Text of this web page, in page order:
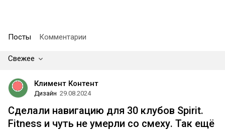
Посты Комментарии
Свежее
Климент Контент
Дизайн 29.08.2024
Сделали навигацию для 30 клубов Spirit.
Fitness и чуть не умерли со смеху. Так ещё